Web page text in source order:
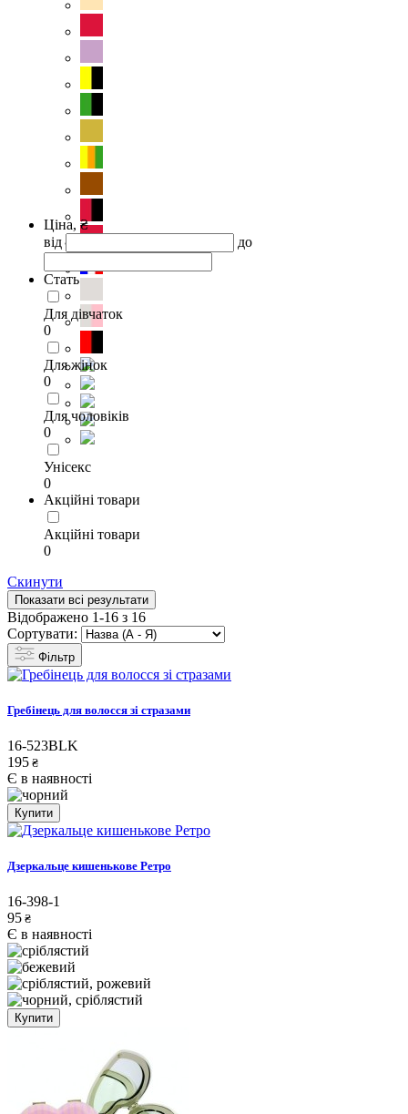
Ціна, ₴
від
до
Стать
Для дівчаток
0
Для жінок
0
Для чоловіків
0
Унісекс
0
Акційні товари
Акційні товари
0
Скинути
Показати всі результати
Відображено 1-16 з 16
Сортувати:
Фільтр
Гребінець для волосся зі стразами
16-523BLK
195 ₴
Є в наявності
Купити
Дзеркальце кишенькове Ретро
16-398-1
95 ₴
Є в наявності
Купити